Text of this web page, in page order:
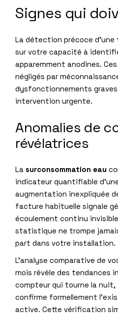
Signes qui
La détection précoce d’une
sur votre capacité à
apparemment anodines.
négligés par
dysfonctionnements
intervention urgente.
Anomalies de
révélatrices
Lasurconsommation eau
indicateur quantifiable
augmentation inexpliquée
facture habituelle signale
écoulement continu
statistique ne trompe
part dans votre installation.
L’analyse comparative de
mois révèle des tendances
compteur qui tourne la
confirme formellement
active. Cette vérification